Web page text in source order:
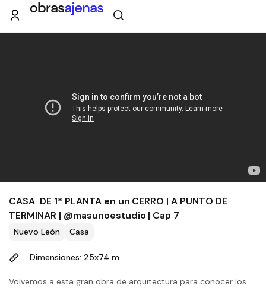
CASA DE 1* PLANTA en un CERRO | A PUNTO DE
TERMINAR | @masunoestudio | Cap 7
Nuevo León Casa
Dimensiones: 25x74 m
Volvemos a esta gran obra de arquitectura para conocer los